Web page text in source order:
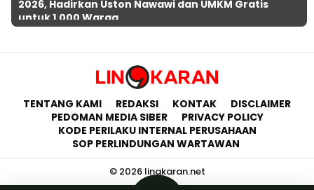
2026, Hadirkan Uston Nawawi dan UMKM Gratis
untuk 1.000 Warga
TENTANG KAMI REDAKSI KONTAK
DISCLAIMER
PEDOMAN MEDIA SIBER
PRIVACY POLICY
KODE PERILAKU INTERNAL PERUSAHAAN
SOP PERLINDUNGAN WARTAWAN
© 2026 lingkaran.net